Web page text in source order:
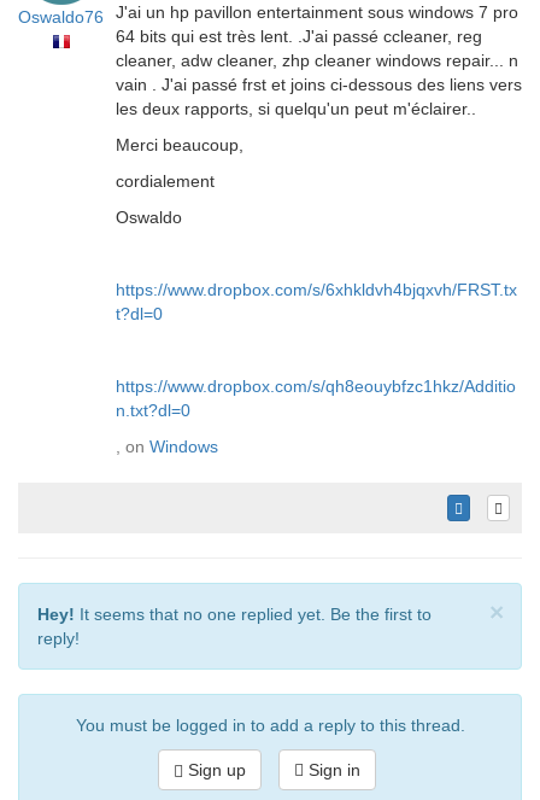
Oswaldo76
J'ai un hp pavillon entertainment sous windows 7 pro
64 bits qui est très lent. .J'ai passé ccleaner, reg
cleaner, adw cleaner, zhp cleaner windows repair... n
vain . J'ai passé frst et joins ci-dessous des liens vers
les deux rapports, si quelqu'un peut m'éclairer..
Merci beaucoup,
cordialement
Oswaldo
https://www.dropbox.com/s/6xhkldvh4bjqxvh/FRST.tx
t?dl=0
https://www.dropbox.com/s/qh8eouybfzc1hkz/Additio
n.txt?dl=0
, on Windows
×
Hey! It seems that no one replied yet. Be the first to
reply!
You must be logged in to add a reply to this thread.
Sign up Sign in